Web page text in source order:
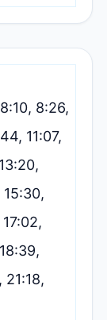
8:26,
11:07,
15:30,
21:18,